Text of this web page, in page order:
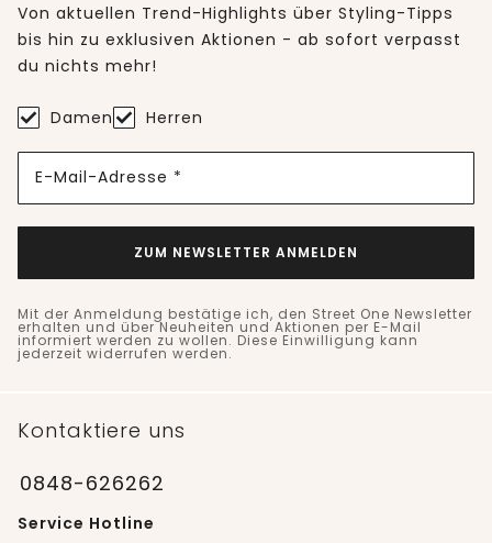
Von aktuellen Trend-Highlights über Styling-Tipps
bis hin zu exklusiven Aktionen - ab sofort verpasst
du nichts mehr!
Damen Herren
E-Mail-Adresse *
ZUM NEWSLETTER ANMELDEN
Mit der Anmeldung bestätige ich, den Street One Newsletter
erhalten und über Neuheiten und Aktionen per E-Mail
informiert werden zu wollen. Diese Einwilligung kann
jederzeit widerrufen werden.
Kontaktiere uns
0848-626262
Service Hotline